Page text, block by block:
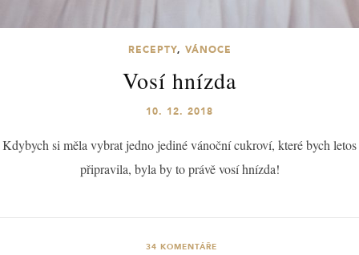
RECEPTY, VÁNOCE
Vosí hnízda
10. 12. 2018
Kdybych si měla vybrat jedno jediné vánoční cukroví, které bych letos
připravila, byla by to právě vosí hnízda!
34 KOMENTÁŘE